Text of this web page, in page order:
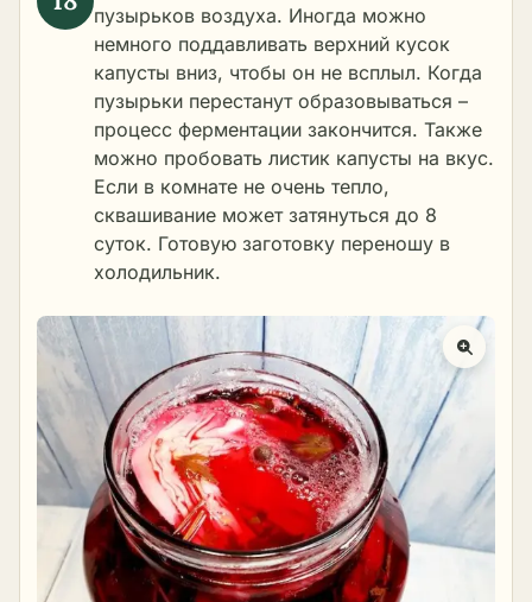
пузырьков воздуха. Иногда можно
немного поддавливать верхний кусок
капусты вниз, чтобы он не всплыл. Когда
пузырьки перестанут образовываться –
процесс ферментации закончится. Также
можно пробовать листик капусты на вкус.
Если в комнате не очень тепло,
сквашивание может затянуться до 8
суток. Готовую заготовку переношу в
холодильник.